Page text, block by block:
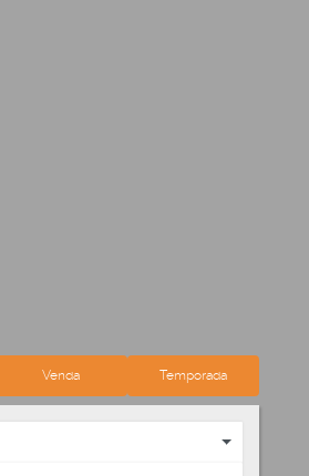
Venda Temporada